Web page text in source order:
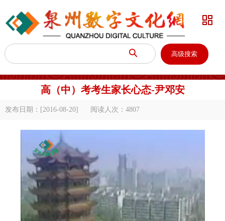
 高级搜索

高（中）考考生家长心态-尹邓安
发布日期：[2016-08-20] 阅读人次： 4807